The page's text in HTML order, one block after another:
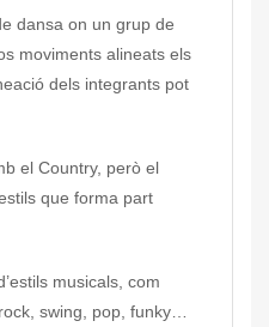
dansa on un grup de
moviments alineats els
dels integrants pot
el Country, però el
que forma part
musicals, com
swing, pop, funky…